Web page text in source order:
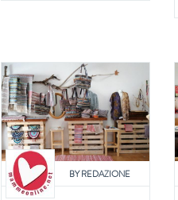
BYREDAZIONE